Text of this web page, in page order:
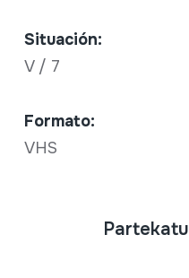
Situación:
V / 7
Formato:
VHS
Partekatu